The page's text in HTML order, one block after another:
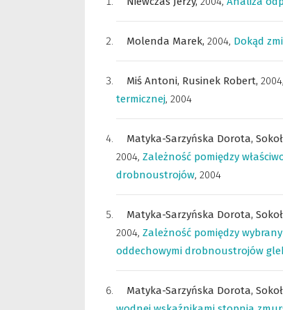
Molenda Marek, 2004, Dokąd
Miś Antoni, Rusinek Robert, 2004,
termicznej, 2004
Matyka-Sarzyńska Dorota,
2004, Zależność pomiędzy
drobnoustrojów, 2004
Matyka-Sarzyńska Dorota,
2004, Zależność pomiędzy
oddechowymi drobnoustrojów
Matyka-Sarzyńska Dorota,